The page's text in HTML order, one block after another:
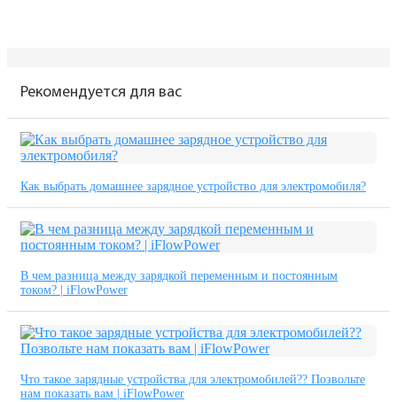
Рекомендуется для вас
Как выбрать домашнее зарядное устройство для электромобиля?
В чем разница между зарядкой переменным и постоянным
током? | iFlowPower
Что такое зарядные устройства для электромобилей?? Позвольте
нам показать вам | iFlowPower